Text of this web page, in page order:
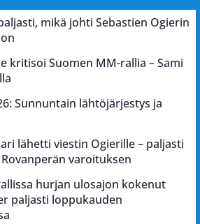
mikä johti Sebastien Ogierin
kritisoi Suomen MM-rallia – Sami
Sunnuntain lähtöjärjestys ja
lähetti viestin Ogierille – paljasti
varoituksen
hurjan ulosajon kokenut
paljasti loppukauden